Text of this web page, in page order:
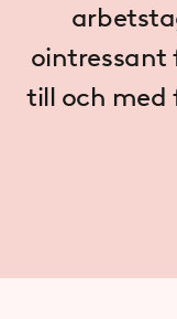
ointressant
till och med